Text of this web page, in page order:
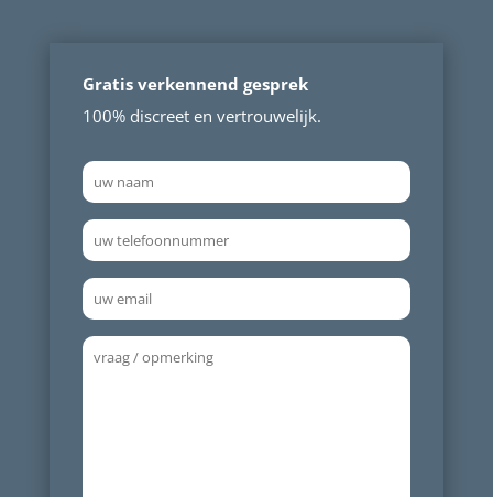
Gratis verkennend gesprek
100% discreet en vertrouwelijk.